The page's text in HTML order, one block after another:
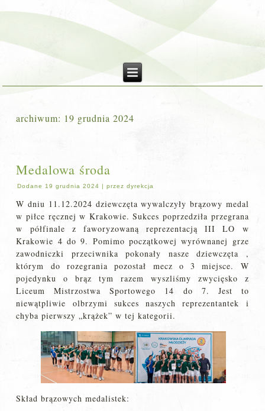
archiwum: 19 grudnia 2024
Medalowa środa
Dodane 19 grudnia 2024 |przez dyrekcja
W dniu 11.12.2024 dziewczęta wywalczyły brązowy medal
w piłce ręcznej w Krakowie. Sukces poprzedziła przegrana
w półfinale z faworyzowaną reprezentacją III LO w
Krakowie 4 do 9. Pomimo początkowej wyrównanej grze
zawodniczki przeciwnika pokonały nasze dziewczęta ,
którym do rozegrania pozostał mecz o 3 miejsce. W
pojedynku o brąz tym razem wyszliśmy zwycięsko z
Liceum Mistrzostwa Sportowego 14 do 7. Jest to
niewątpliwie olbrzymi sukces naszych reprezentantek i
chyba pierwszy „krążek” w tej kategorii.
Skład brązowych medalistek: